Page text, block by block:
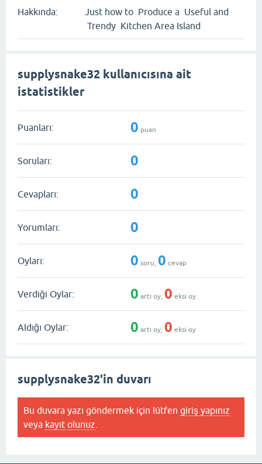
Hakkında:
Just how to Produce a Useful and
Trendy Kitchen Area Island
supplysnake32 kullanıcısına ait
istatistikler
Puanları: 0 puan
Soruları: 0
Cevapları: 0
Yorumları: 0
Oyları: 0 soru, 0 cevap
Verdiği Oylar: 0 artı oy, 0 eksi oy
Aldığı Oylar: 0 artı oy, 0 eksi oy
supplysnake32'in duvarı
Bu duvara yazı göndermek için lütfen giriş yapınız
veya kayıt olunuz